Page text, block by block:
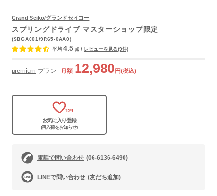
Grand Seiko/グランドセイコー
スプリングドライブ マスターショップ限定
(SBGA001/9R65-0AA0)
平均 4.5 点 / レビューを見る(9件)
premium プラン 月額 12,980 円(税込)
129
お気に入り登録
(再入荷をお知らせ)
電話で問い合わせ (06-6136-6490)
LINEで問い合わせ (友だち追加)